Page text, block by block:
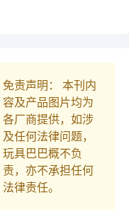
免责声明： 本刊内
容及产品图片均为
各厂商提供，如涉
及任何法律问题，
玩具巴巴概不负
责，亦不承担任何
法律责任。